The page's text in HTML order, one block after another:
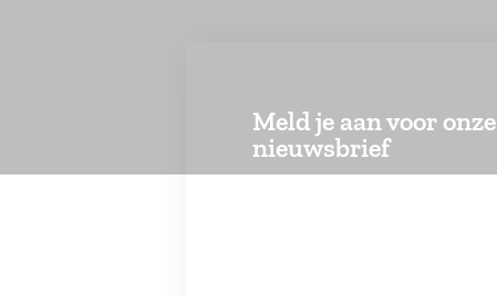
Meld je aan voor onze
nieuwsbrief